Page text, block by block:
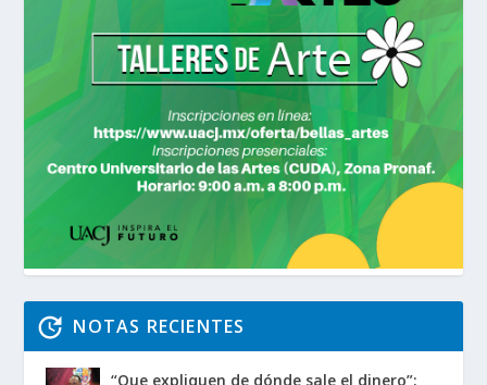
NOTAS RECIENTES
“Que expliquen de dónde sale el dinero”: